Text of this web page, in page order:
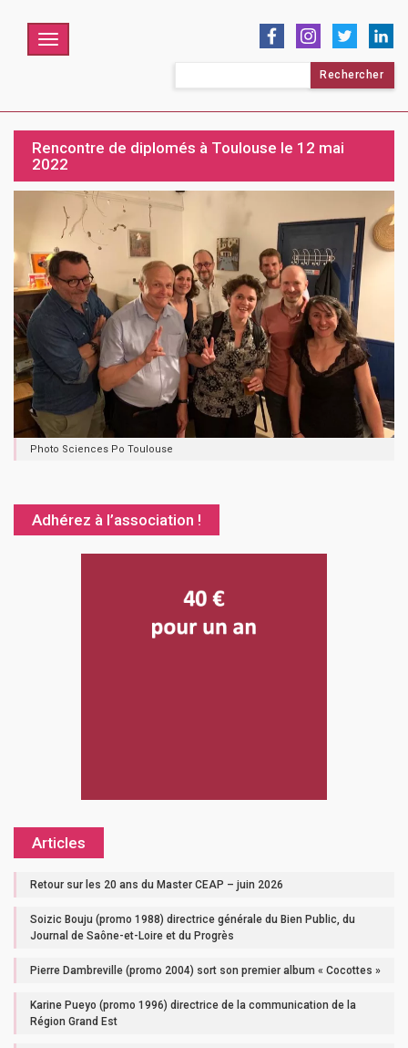
Menu
Rencontre de diplomés à Toulouse le 12 mai
2022
Photo Sciences Po Toulouse
Adhérez à l’association !
Articles
Retour sur les 20 ans du Master CEAP – juin 2026
Soizic Bouju (promo 1988) directrice générale du Bien Public, du
Journal de Saône-et-Loire et du Progrès
Pierre Dambreville (promo 2004) sort son premier album « Cocottes »
Karine Pueyo (promo 1996) directrice de la communication de la
Région Grand Est